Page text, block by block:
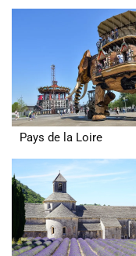
Pays de la Loire